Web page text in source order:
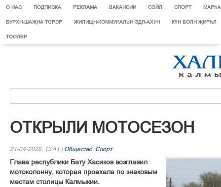
О НАС ПОДПИСКА РЕКЛАМА ВАКАНСИИ СОЙЛ СПОРТ
БУРХН-ШАҖНА ТӨРӘР ЖИЛИЩН-КОММУНАЛЬН ЭДЛ-АХУН КҮН БОЛН ҖИРҺЛ
ТООЛВР
ОТКРЫЛИ МОТОСЕЗОН
21-04-2026, 13:41 | Общество, Спорт
Глава республики Бату Хасиков возглавил
мотоколонну, которая проехала по знаковым
местам столицы Калмыкии.